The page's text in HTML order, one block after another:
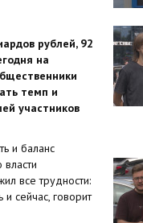
рублей, 92
на
темп и
участников
и баланс
все трудности:
сейчас, говорит